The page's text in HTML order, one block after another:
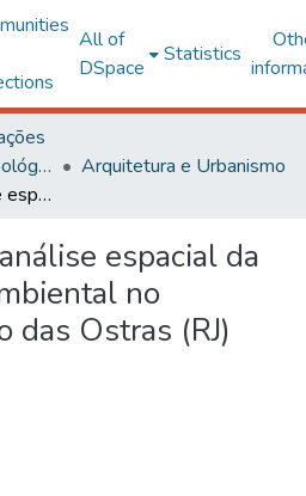
All of
DSpace
Statistics
Ciências Exatas e Tecnológicas
Arquitetura e Urbanismo
Mapeamento e análise espacial da desigualdade ambiental no município de Rio das Ostras (RJ)
espacial da
no
das Ostras (RJ)